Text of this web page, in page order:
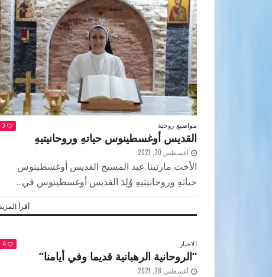
مواضيع روحية 3
القديس أوغسطينوس حياتهِ وروحانيتيهِ
أغسطس 30, 2021
الأخت مارتينا عبد المسيح القديس أوغسطينوس
حياتهِ وروحانيتيهِ وُلِدَ القديس أوغسطينوس في...
أقرأ المزيد
الاخبار 4
“الروحانية الرهبانية قديما وفي أيامنا”
أغسطس 28, 2021